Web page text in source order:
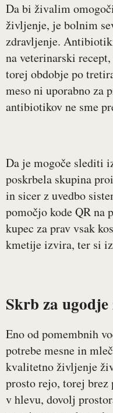
Da bi živalim
življenje, je bolnim
zdravljenje.
na veterinarski
torej obdobje po
meso ni uporabno za
antibiotikov ne sme
Da je mogoče slediti
poskrbela skupina
in sicer z uvedbo
pomočjo kode QR na
kupec za prav vsak
kmetije izvira, ter si
Skrb za
Eno od pomembnih
potrebe mesne in
kvalitetno življenje
prosto rejo, torej brez
v hlevu, dovolj